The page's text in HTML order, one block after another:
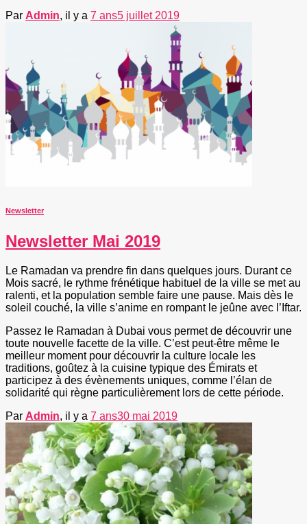
Par Admin, il y a 7 ans5 juillet 2019
Newsletter
Newsletter Mai 2019
Le Ramadan va prendre fin dans quelques jours. Durant ce
Mois sacré, le rythme frénétique habituel de la ville se met au
ralenti, et la population semble faire une pause. Mais dès le
soleil couché, la ville s’anime en rompant le jeûne avec l’Iftar.
Passez le Ramadan à Dubai vous permet de découvrir une
toute nouvelle facette de la ville. C’est peut-être même le
meilleur moment pour découvrir la culture locale les
traditions, goûtez à la cuisine typique des Émirats et
participez à des évènements uniques, comme l’élan de
solidarité qui règne particulièrement lors de cette période.
Par Admin, il y a 7 ans30 mai 2019